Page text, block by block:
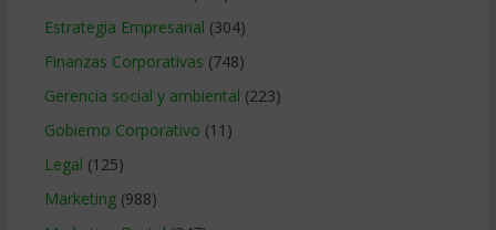
Estrategia Empresarial (304)
Finanzas Corporativas (748)
Gerencia social y ambiental (223)
Gobierno Corporativo (11)
Legal (125)
Marketing(988)